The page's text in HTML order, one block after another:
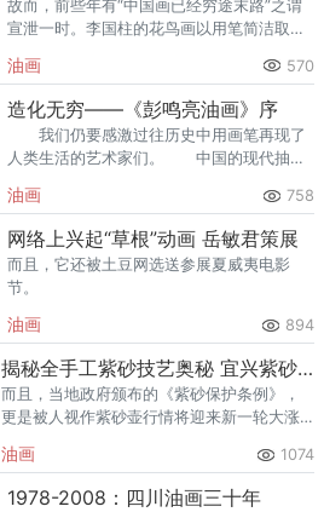
故而，前些年有“中国画已经穷途末路”之谓
宣泄一时。李国柱的花鸟画以用笔简洁取
之画以性灵取胜，他有才子之气而无酸腐之
态。
油画 570
造化无穷——《彭鸣亮油画》序
我们仍要感激过往历史中用画笔再现了
人类生活的艺术家们。 中国的现代抽象
雾中跑出来的。
油画 758
网络上兴起“草根”动画 岳敏君策展
而且，它还被土豆网选送参展夏威夷电影
节。
油画 894
揭秘全手工紫砂技艺奥秘 宜兴紫砂身价之谜
而且，当地政府颁布的《紫砂保护条例》，
更是被人视作紫砂壶行情将迎来新一轮大涨
镇就是紫砂壶的原产地。
油画 1074
1978-2008：四川油画三十年